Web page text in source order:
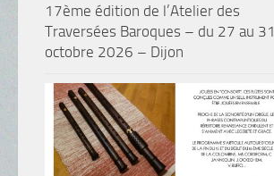
17ème édition de l’Atelier des
Traversées Baroques – du 27 au 31
octobre 2026 – Dijon